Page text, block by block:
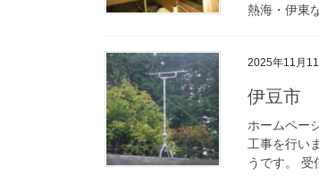
熱海・伊東
2025年11月11
伊豆市
ホームペー
工事を行い
うです。